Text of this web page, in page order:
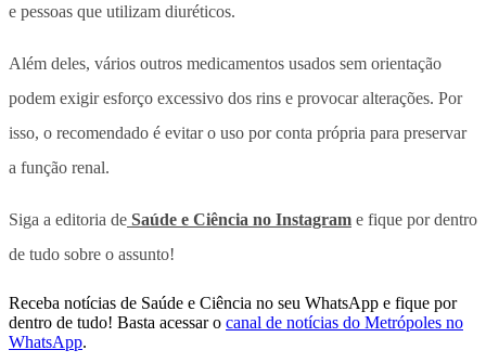
e pessoas que utilizam diuréticos.
Além deles, vários outros medicamentos usados sem orientação
podem exigir esforço excessivo dos rins e provocar alterações. Por
isso, o recomendado é evitar o uso por conta própria para preservar
a função renal.
Siga a editoria de Saúde e Ciência no Instagram e fique por dentro
de tudo sobre o assunto!
Receba notícias de Saúde e Ciência no seu WhatsApp e fique por
dentro de tudo! Basta acessar o canal de notícias do Metrópoles no
WhatsApp.